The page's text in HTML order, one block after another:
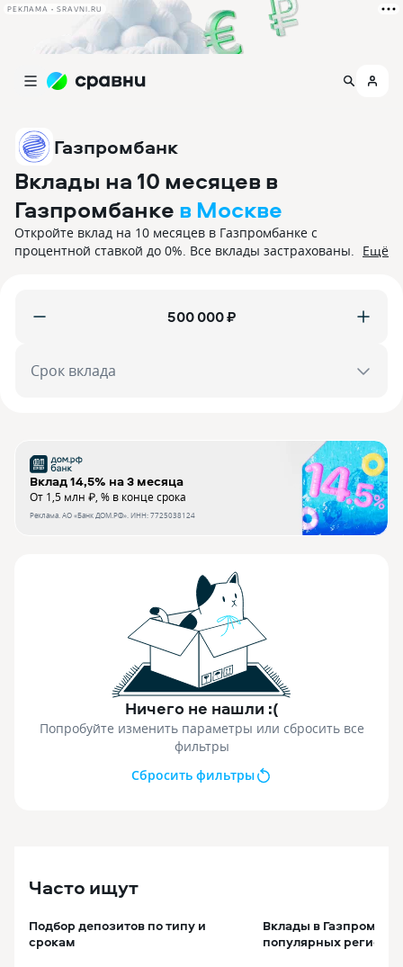
РЕКЛАМА • SRAVNI.RU
Газпромбанк
Вклады на 10 месяцев в
Газпромбанке в Москве
Откройте вклад на 10 месяцев в Газпромбанке с
процентной ставкой до 0%. Все вклады застрахованы. Ещё
₽
Срок вклада
Вклад 14,5% на 3 месяца
От 1,5 млн ₽, % в конце срока
Реклама. АО «Банк ДОМ.РФ». ИНН: 7725038124
Ничего не нашли :(
Попробуйте изменить параметры или сбросить все
фильтры
Сбросить фильтры
Часто ищут
Подбор депозитов по типу и
срокам
Вклады в
популярных регионах